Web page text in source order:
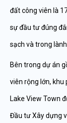
đất công viên là
sự đầu tư đúng
sạch và trong lành.
Bên trong dự án
viên rộng lớn, khu
Lake View Town
Đầu tư Xây dựng